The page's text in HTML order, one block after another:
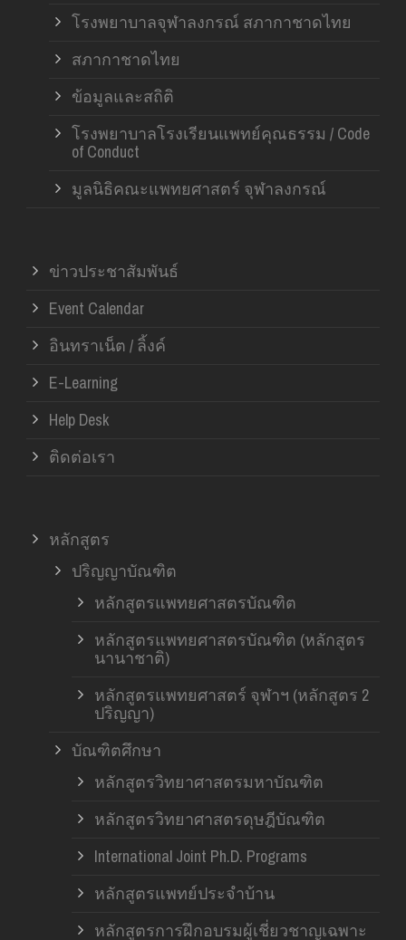
โรงพยาบาลจุฬาลงกรณ์ สภากาชาดไทย
สภากาชาดไทย
ข้อมูลและสถิติ
โรงพยาบาลโรงเรียนแพทย์คุณธรรม / Code
of Conduct
มูลนิธิคณะแพทยศาสตร์ จุฬาลงกรณ์
ข่าวประชาสัมพันธ์
Event Calendar
อินทราเน็ต / ลิ้งค์
E-Learning
Help Desk
ติดต่อเรา
หลักสูตร
ปริญญาบัณฑิต
หลักสูตรแพทยศาสตรบัณฑิต
หลักสูตรแพทยศาสตรบัณฑิต (หลักสูตร
นานาชาติ)
หลักสูตรแพทยศาสตร์ จุฬาฯ (หลักสูตร 2
ปริญญา)
บัณฑิตศึกษา
หลักสูตรวิทยาศาสตรมหาบัณฑิต
หลักสูตรวิทยาศาสตรดุษฎีบัณฑิต
International Joint Ph.D. Programs
หลักสูตรแพทย์ประจำบ้าน
หลักสูตรการฝึกอบรมผู้เชี่ยวชาญเฉพาะ